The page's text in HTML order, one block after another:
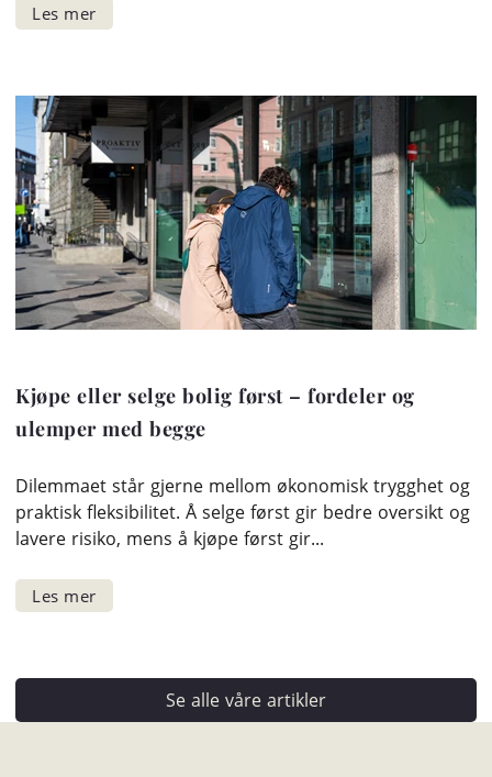
Kjøpe eller selge bolig først – fordeler og
ulemper med begge
Dilemmaet står gjerne mellom økonomisk trygghet og
praktisk fleksibilitet. Å selge først gir bedre oversikt og
lavere risiko, mens å kjøpe først gir...
Se alle våre artikler